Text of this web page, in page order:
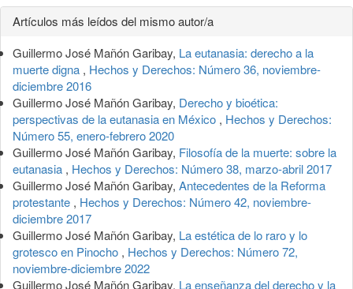
Detalles
del
artículo
Artículos más leídos del mismo autor/a
Guillermo José Mañón Garibay, La eutanasia: derecho a la
muerte digna , Hechos y Derechos: Número 36, noviembre-
diciembre 2016
Guillermo José Mañón Garibay, Derecho y bioética:
perspectivas de la eutanasia en México , Hechos y Derechos:
Número 55, enero-febrero 2020
Guillermo José Mañón Garibay, Filosofía de la muerte: sobre la
eutanasia , Hechos y Derechos: Número 38, marzo-abril 2017
Guillermo José Mañón Garibay, Antecedentes de la Reforma
protestante , Hechos y Derechos: Número 42, noviembre-
diciembre 2017
Guillermo José Mañón Garibay, La estética de lo raro y lo
grotesco en Pinocho , Hechos y Derechos: Número 72,
noviembre-diciembre 2022
Guillermo José Mañón Garibay, La enseñanza del derecho y la